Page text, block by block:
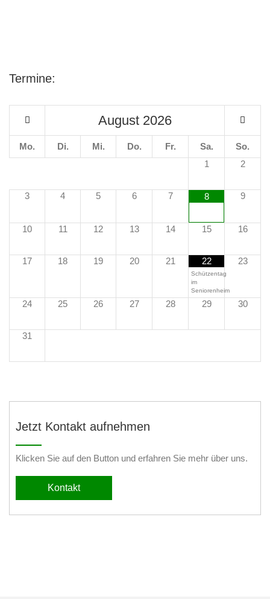
Termine:
August 2026
Mo. Di. Mi. Do. Fr. Sa.
So.
1
2
3 4 5 6 7 8 9
10 11 12 13 14 15 16
17 18 19 20 21 22
Schützentag
im
Seniorenheim
23
24 25 26 27 28 29 30
31
Jetzt Kontakt aufnehmen
Klicken Sie auf den Button und erfahren Sie mehr über uns.
Kontakt